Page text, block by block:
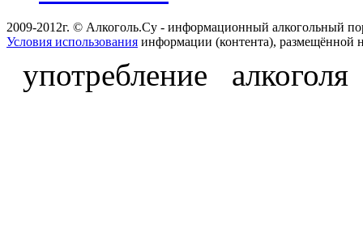
2009-2012г. © Алкоголь.Су - информационный алкогольный
Условия использования информации (контента), размещённой
употребление